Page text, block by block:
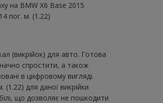
на BMW X6 Base 2015
пог. м. (1.22)
(викрійок) для авто. Готова
спростити, а також
в цифровому вигляді.
для даної викрійки
що дозволяє не пошкодити